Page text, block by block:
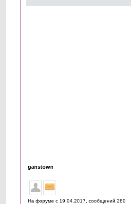
ganstown
На форуме с 19.04.2017, cообщений 280